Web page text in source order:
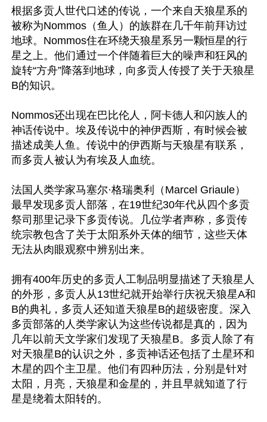
根据多贡人世代口述的传说，一个来自天狼星系的
被称为Nommos（鱼人）的族群在几千年前拜访过
地球。Nommos住在环绕天狼星系另一颗恒星的行
星之上。他们通过一个伴随着巨大的噪声和狂风的
旋转“方舟”降落到地球，向多贡人传授了关于天狼星
B的知识。
Nommos还出现在巴比伦人，阿卡德人和闪族人的
神话传说中。埃及传说中的神伊西斯，有时候会被
描述成美人鱼。传说中的伊西斯与天狼星有联系，
而多贡人被认为有埃及人血统。
法国人类学家马塞尔·格瑞奥利（Marcel Griaule）
最早发现多贡人部落，在19世纪30年代从四个多贡
祭司那里记录下多贡传说。几位学者声称，多贡传
统宗教包含了关于太阳系外天体的细节，这些天体
无法从肉眼观察中辨别出来。
拥有400年历史的多贡人工制品明显描述了天狼星人
的外形，多贡人从13世纪就开始举行庆祝天狼星A和
B的典礼，多贡人还知道天狼星B的超级密度。深入
多贡部落的人类学家认为这些传说都是真的，因为
几年以前天文学家们发现了天狼星B。多贡人除了有
对天狼星B的认识之外，多贡神话还包括了土星环和
木星的四个主卫星。他们有四种历法，分别是针对
太阳，月亮，天狼星和金星的，并且早就知道了行
星是绕着太阳转的。